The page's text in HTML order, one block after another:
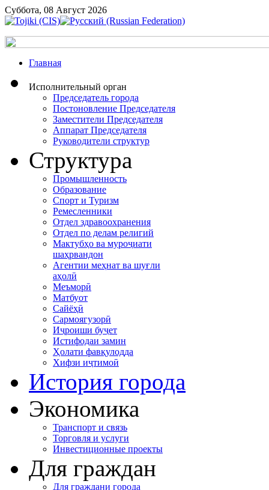
Суббота, 08 Август 2026
Главная
Исполнительный орган
Председатель города
Постоновление Председателя
Заместители Председателя
Аппарат Председателя
Руководители структур
Структура
Промышленность
Образование
Спорт и Туризм
Ремесленники
Отдел здравоохранения
Отдел по делам религий
Мактубҳо ва муроҷиати
шаҳрвандон
Агентии меҳнат ва шуғли
аҳолӣ
Меъморӣ
Матбуот
Сайёҳӣ
Сармоягузорӣ
Иҷроиши буҷет
Истифодаи замин
Ҳолати фавқулодда
Хифзи иҷтимоӣ
История города
Экономика
Транспорт и связь
Торговля и услуги
Инвестиционные проекты
Для граждан
Для граждани города